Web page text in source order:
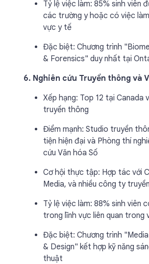
Tỷ lệ việc làm: 85% sinh viên
các trường y hoặc có việc
vực y tế
Đặc biệt: Chương trình
& Forensics" duy nhất tại
6. Nghiên cứu Truyền thông và
Xếp hạng: Top 12 tại Canada
truyền thông
Điểm mạnh: Studio truyền
tiện hiện đại và Phòng thí
cứu Văn hóa Số
Cơ hội thực tập: Hợp tác với
Media, và nhiều công ty
Tỷ lệ việc làm: 88% sinh viên
trong lĩnh vực liên quan trong
Đặc biệt: Chương trình
& Design" kết hợp kỹ năng
thuật